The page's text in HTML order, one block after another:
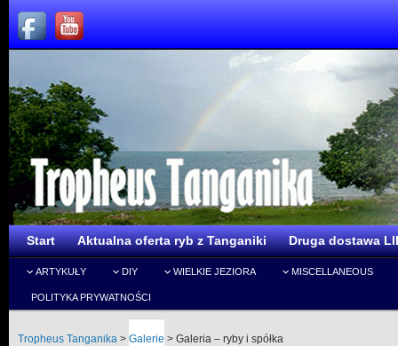
Start Aktualna oferta ryb z Tanganiki Druga dostawa
ARTYKUŁY DIY WIELKIE JEZIORA MISCELLANEOUS
POLITYKA PRYWATNOŚCI
Tropheus Tanganika > Galerie > Galeria – ryby i spółka